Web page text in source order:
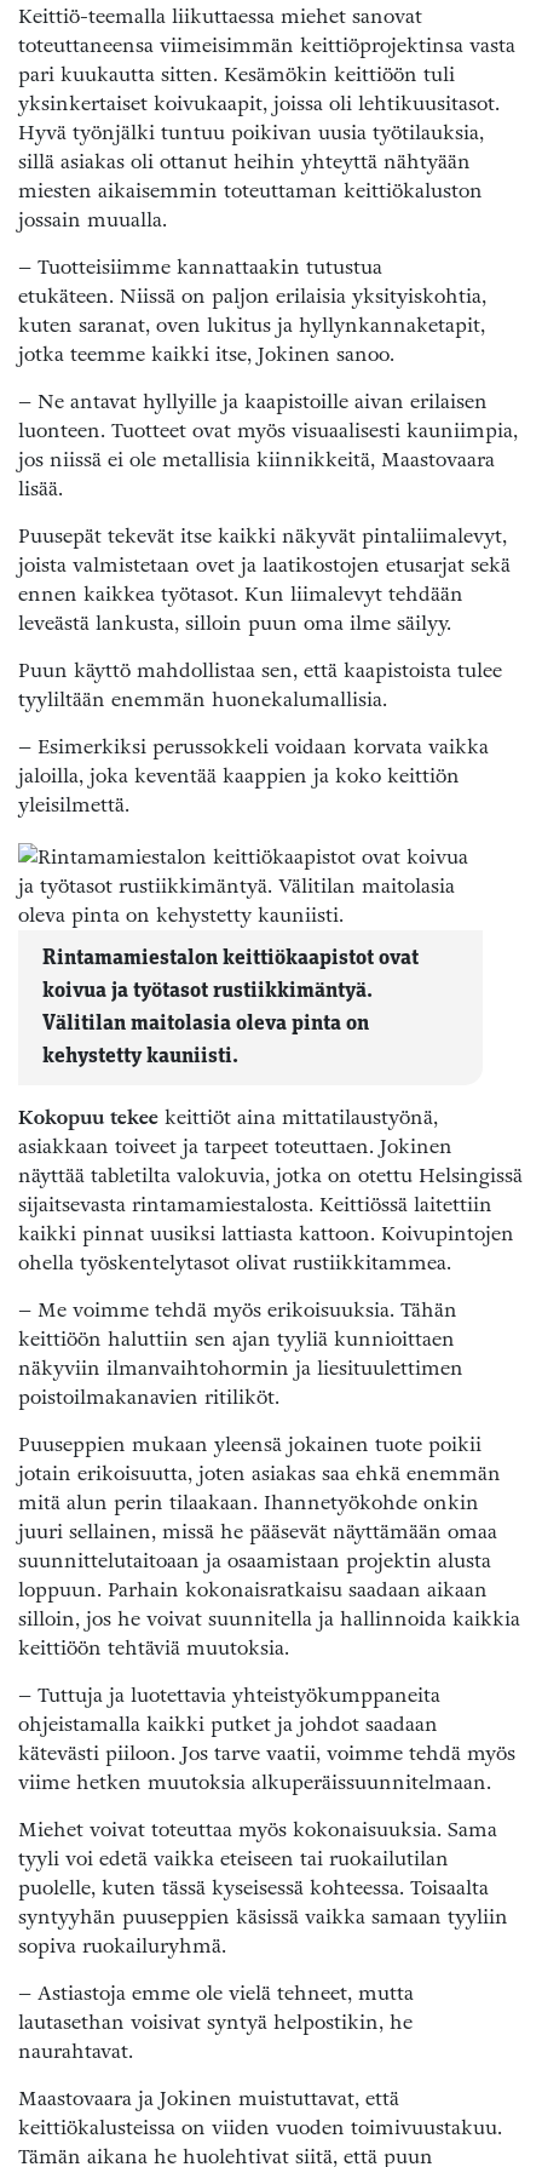
Keittiö-teemalla liikuttaessa miehet sanovat
toteuttaneensa viimeisimmän keittiöprojektinsa vasta
pari kuukautta sitten. Kesämökin keittiöön tuli
yksinkertaiset koivukaapit, joissa oli lehtikuusitasot.
Hyvä työnjälki tuntuu poikivan uusia työtilauksia,
sillä asiakas oli ottanut heihin yhteyttä nähtyään
miesten aikaisemmin toteuttaman keittiökaluston
jossain muualla.
– Tuotteisiimme kannattaakin tutustua
etukäteen. Niissä on paljon erilaisia yksityiskohtia,
kuten saranat, oven lukitus ja hyllynkannaketapit,
jotka teemme kaikki itse, Jokinen sanoo.
– Ne antavat hyllyille ja kaapistoille aivan erilaisen
luonteen. Tuotteet ovat myös visuaalisesti kauniimpia,
jos niissä ei ole metallisia kiinnikkeitä, Maastovaara
lisää.
Puusepät tekevät itse kaikki näkyvät pintaliimalevyt,
joista valmistetaan ovet ja laatikostojen etusarjat sekä
ennen kaikkea työtasot. Kun liimalevyt tehdään
leveästä lankusta, silloin puun oma ilme säilyy.
Puun käyttö mahdollistaa sen, että kaapistoista tulee
tyyliltään enemmän huonekalumallisia.
– Esimerkiksi perussokkeli voidaan korvata vaikka
jaloilla, joka keventää kaappien ja koko keittiön
yleisilmettä.
Rintamamiestalon keittiökaapistot ovat
koivua ja työtasot rustiikkimäntyä.
Välitilan maitolasia oleva pinta on
kehystetty kauniisti.
Kokopuu tekee keittiöt aina mittatilaustyönä,
asiakkaan toiveet ja tarpeet toteuttaen. Jokinen
näyttää tabletilta valokuvia, jotka on otettu Helsingissä
sijaitsevasta rintamamiestalosta. Keittiössä laitettiin
kaikki pinnat uusiksi lattiasta kattoon. Koivupintojen
ohella työskentelytasot olivat rustiikkitammea.
– Me voimme tehdä myös erikoisuuksia. Tähän
keittiöön haluttiin sen ajan tyyliä kunnioittaen
näkyviin ilmanvaihtohormin ja liesituulettimen
poistoilmakanavien ritiliköt.
Puuseppien mukaan yleensä jokainen tuote poikii
jotain erikoisuutta, joten asiakas saa ehkä enemmän
mitä alun perin tilaakaan. Ihannetyökohde onkin
juuri sellainen, missä he pääsevät näyttämään omaa
suunnittelutaitoaan ja osaamistaan projektin alusta
loppuun. Parhain kokonaisratkaisu saadaan aikaan
silloin, jos he voivat suunnitella ja hallinnoida kaikkia
keittiöön tehtäviä muutoksia.
– Tuttuja ja luotettavia yhteistyökumppaneita
ohjeistamalla kaikki putket ja johdot saadaan
kätevästi piiloon. Jos tarve vaatii, voimme tehdä myös
viime hetken muutoksia alkuperäissuunnitelmaan.
Miehet voivat toteuttaa myös kokonaisuuksia. Sama
tyyli voi edetä vaikka eteiseen tai ruokailutilan
puolelle, kuten tässä kyseisessä kohteessa. Toisaalta
syntyyhän puuseppien käsissä vaikka samaan tyyliin
sopiva ruokailuryhmä.
– Astiastoja emme ole vielä tehneet, mutta
lautasethan voisivat syntyä helpostikin, he
naurahtavat.
Maastovaara ja Jokinen muistuttavat, että
keittiökalusteissa on viiden vuoden toimivuustakuu.
Tämän aikana he huolehtivat siitä, että puun